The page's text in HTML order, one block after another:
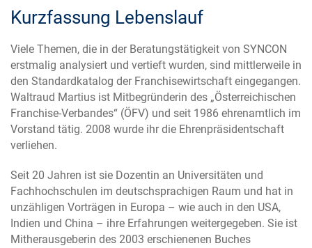
Kurzfassung Lebenslauf
Viele Themen, die in der Beratungstätigkeit von SYNCON
erstmalig analysiert und vertieft wurden, sind mittlerweile in
den Standardkatalog der Franchisewirtschaft eingegangen.
Waltraud Martius ist Mitbegründerin des „Österreichischen
Franchise-Verbandes“ (ÖFV) und seit 1986 ehrenamtlich im
Vorstand tätig. 2008 wurde ihr die Ehrenpräsidentschaft
verliehen.
Seit 20 Jahren ist sie Dozentin an Universitäten und
Fachhochschulen im deutschsprachigen Raum und hat in
unzähligen Vorträgen in Europa – wie auch in den USA,
Indien und China – ihre Erfahrungen weitergegeben. Sie ist
Mitherausgeberin des 2003 erschienenen Buches